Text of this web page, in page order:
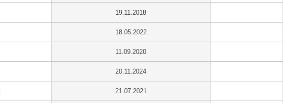
19.11.2018
18.05.2022
11.09.2020
20.11.2024
21.07.2021